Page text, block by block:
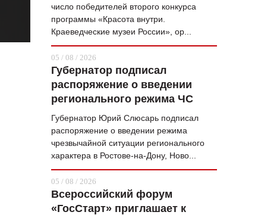
число победителей второго конкурса
программы «Красота внутри.
Краеведческие музеи России», ор...
05 / 08 / 2026
Губернатор подписал
распоряжение о введении
регионального режима ЧС
Губернатор Юрий Слюсарь подписал
распоряжение о введении режима
чрезвычайной ситуации регионального
характера в Ростове-на-Дону, Ново...
05 / 08 / 2026
Всероссийский форум
«ГосСтарт» приглашает к